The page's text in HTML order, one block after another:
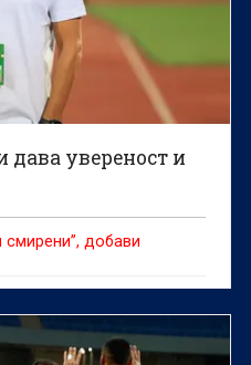
дава увереност и
смирени”, добави